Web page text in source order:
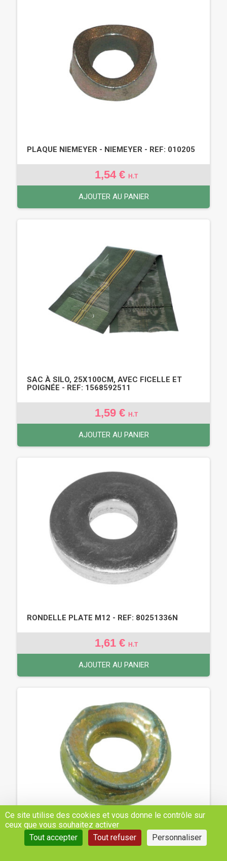
PLAQUE NIEMEYER - NIEMEYER - REF: 010205
1,54 € H.T
AJOUTER AU PANIER
SAC À SILO, 25X100CM, AVEC FICELLE ET
POIGNÉE - REF: 1568592511
1,59 € H.T
AJOUTER AU PANIER
RONDELLE PLATE M12 - REF: 80251336N
1,61 € H.T
AJOUTER AU PANIER
BAGUE DE SUPPORT VICON DEUTZ-FAHR -
Ce site utilise des cookies et vous donne le contrôle sur
ceux que vous souhaitez activer
Tout accepter
Tout refuser Personnaliser